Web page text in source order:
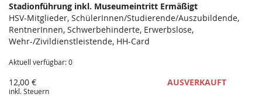
Stadionführung inkl. Museumeintritt Ermäßigt
HSV-Mitglieder, SchülerInnen/Studierende/Auszubildende,
RentnerInnen, Schwerbehinderte, Erwerbslose,
Wehr-/Zivildienstleistende, HH-Card
Aktuell verfügbar: 0
12,00 €
inkl. Steuern
AUSVERKAUFT